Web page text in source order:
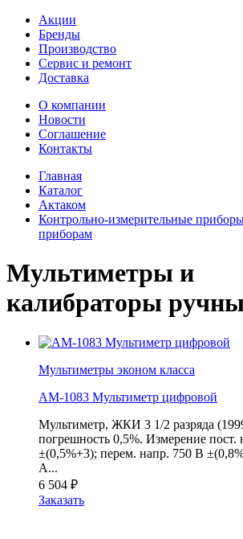
Акции
Бренды
Производство
Сервис и ремонт
Доставка
О компании
Новости
Соглашение
Контакты
Главная
Каталог
Актаком
Контрольно-измерительные
приборам
Мультиметры и
калибраторы
Мультиметры эконом класса
АМ-1083 Мультиметр цифровой
Мультиметр, ЖКИ 3 1/2 разряда
погрешность 0,5%. Измерение пост.
±(0,5%+3); перем. напр. 750 В
А...
6 504 ₽
Заказать